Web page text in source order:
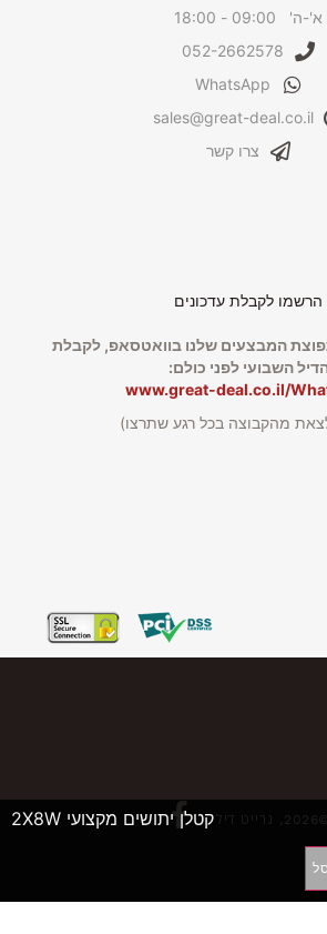
א'-ה' 09:00 - 18:00
052-2662578
WhatsApp
sales@great-deal.co.il
צרו קשר
הרשמו לקבלת עדכונים
המבצעים שלנו בוואטסאפ, לקבלת
השבועי לפני כולם:
www.great-deal.co.il/
מהקבוצה בכל רגע שתרצו)
קטלן יתושים מקצועי 2X8W